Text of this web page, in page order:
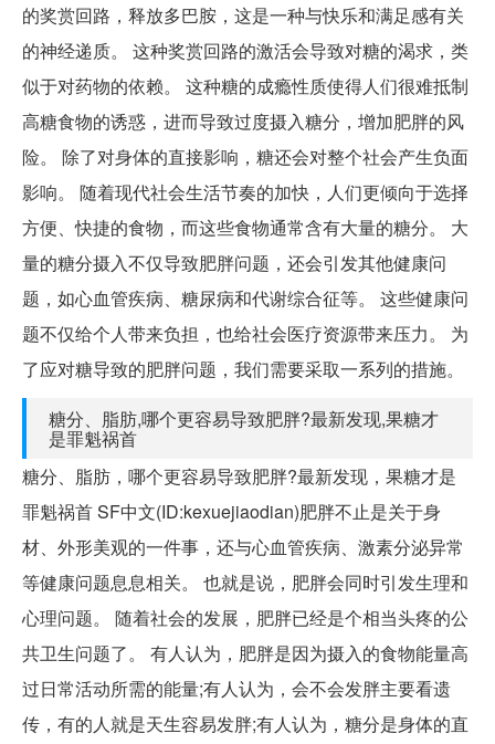
的奖赏回路，释放多巴胺，这是一种与快乐和满足感有关
的神经递质。 这种奖赏回路的激活会导致对糖的渴求，类
似于对药物的依赖。 这种糖的成瘾性质使得人们很难抵制
高糖食物的诱惑，进而导致过度摄入糖分，增加肥胖的风
险。 除了对身体的直接影响，糖还会对整个社会产生负面
影响。 随着现代社会生活节奏的加快，人们更倾向于选择
方便、快捷的食物，而这些食物通常含有大量的糖分。 大
量的糖分摄入不仅导致肥胖问题，还会引发其他健康问
题，如心血管疾病、糖尿病和代谢综合征等。 这些健康问
题不仅给个人带来负担，也给社会医疗资源带来压力。 为
了应对糖导致的肥胖问题，我们需要采取一系列的措施。
糖分、脂肪,哪个更容易导致肥胖?最新发现,果糖才
是罪魁祸首
糖分、脂肪，哪个更容易导致肥胖?最新发现，果糖才是
罪魁祸首 SF中文(ID:kexuejiaodian)肥胖不止是关于身
材、外形美观的一件事，还与心血管疾病、激素分泌异常
等健康问题息息相关。 也就是说，肥胖会同时引发生理和
心理问题。 随着社会的发展，肥胖已经是个相当头疼的公
共卫生问题了。 有人认为，肥胖是因为摄入的食物能量高
过日常活动所需的能量;有人认为，会不会发胖主要看遗
传，有的人就是天生容易发胖;有人认为，糖分是身体的直